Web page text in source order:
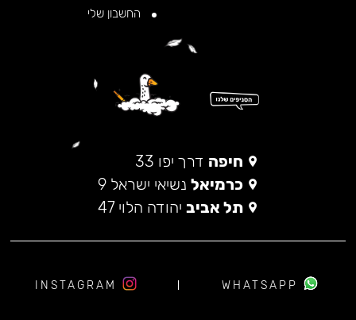
החשבון שלי
חיפה דרך יפו 33
כרמיאל נשיאי ישראל 9
תל אביב יהודה הלוי 47
WHATSAPP
INSTAGRAM